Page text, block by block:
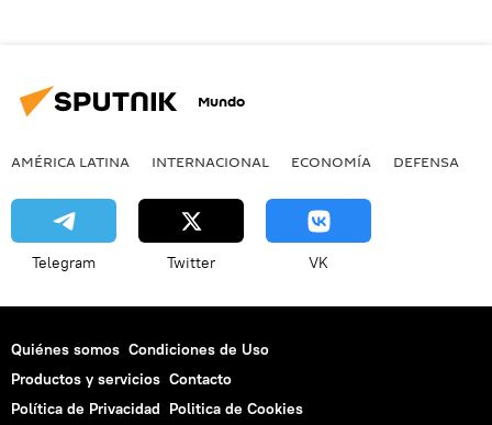
Mundo
AMÉRICA LATINA INTERNACIONAL ECONOMÍA DEFENSA
Telegram Twitter VK
Quiénes somos Condiciones de Uso
Productos y servicios Contacto
Política de Privacidad Politica de Cookies